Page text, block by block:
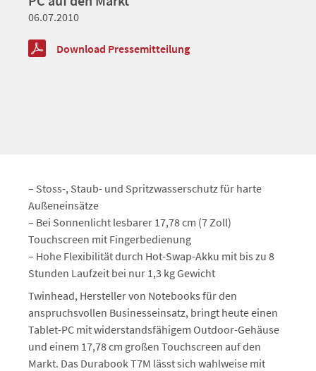
06.07.2010
Download Pressemitteilung
– Stoss-, Staub- und Spritzwasserschutz für harte
Außeneinsätze
– Bei Sonnenlicht lesbarer 17,78 cm (7 Zoll)
Touchscreen mit Fingerbedienung
– Hohe Flexibilität durch Hot-Swap-Akku mit bis zu 8
Stunden Laufzeit bei nur 1,3 kg Gewicht
Twinhead, Hersteller von Notebooks für den
anspruchsvollen Businesseinsatz, bringt heute einen
Tablet-PC mit widerstandsfähigem Outdoor-Gehäuse
und einem 17,78 cm großen Touchscreen auf den
Markt. Das Durabook T7M lässt sich wahlweise mit